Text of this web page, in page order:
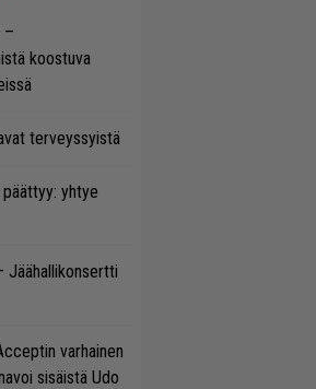
–
koostuva
terveyssyistä
yhtye
Jäähallikonsertti
varhainen
sisäistä Udo